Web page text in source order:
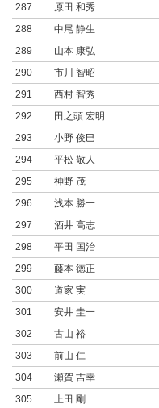
287
原田 和秀
288
中尾 静生
289
山本 康弘
290
市川 智昭
291
西村 智秀
292
田之頭 宏明
293
小野 俊巳
294
平松 敬人
295
神野 茂
296
浅本 勝一
297
酒井 高志
298
平田 国治
299
藤本 徳正
300
道家 実
301
安井 圭一
302
古山 裕
303
前山 仁
304
瀬賀 吉幸
305
上田 剛